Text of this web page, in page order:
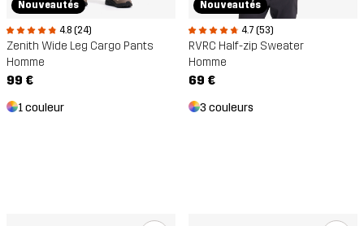
Nouveautés
4.8 (24)
Zenith Wide Leg Cargo Pants
Homme
99 €
1 couleur
Nouveautés
4.7 (53)
RVRC Half-zip Sweater
Homme
69 €
3 couleurs